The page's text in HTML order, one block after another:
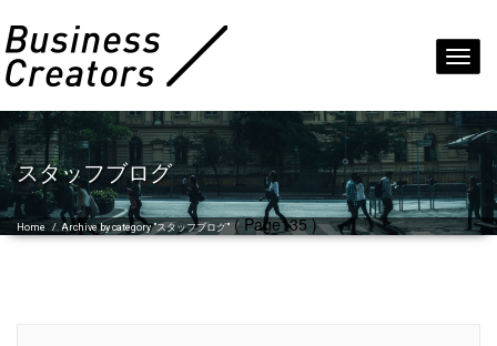
スタッフブログ
Home /Archive by category "スタッフブログ"( Page135 )